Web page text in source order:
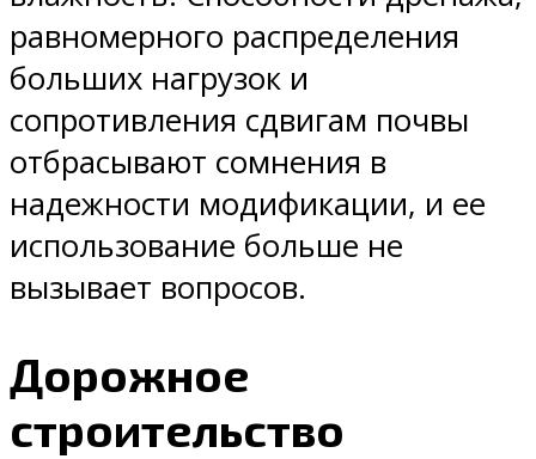
равномерного распределения
больших нагрузок и
сопротивления сдвигам почвы
отбрасывают сомнения в
надежности модификации, и ее
использование больше не
вызывает вопросов.
Дорожное
строительство